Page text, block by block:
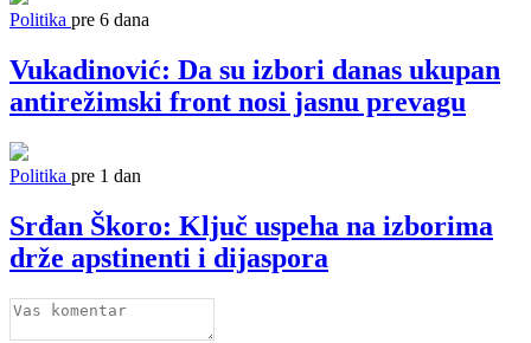
Politika pre 6 dana
Vukadinović: Da su izbori danas ukupan
antirežimski front nosi jasnu prevagu
Politika pre 1 dan
Srđan Škoro: Ključ uspeha na izborima
drže apstinenti i dijaspora